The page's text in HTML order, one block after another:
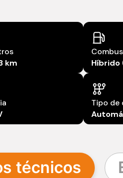
km
Híbrido
Tipo de
técnicos